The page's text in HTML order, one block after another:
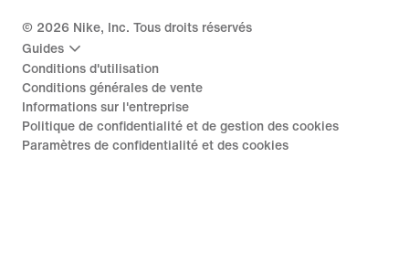
© 2026 Nike, Inc. Tous droits réservés
Guides
Conditions d'utilisation
Conditions générales de vente
Informations sur l'entreprise
Politique de confidentialité et de gestion des cookies
Paramètres de confidentialité et des cookies